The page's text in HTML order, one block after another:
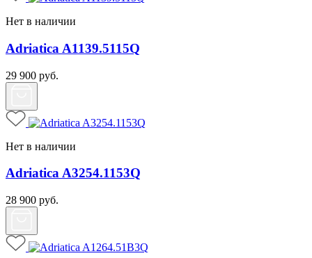
Нет в наличии
Adriatica A1139.5115Q
29 900 руб.
Нет в наличии
Adriatica A3254.1153Q
28 900 руб.